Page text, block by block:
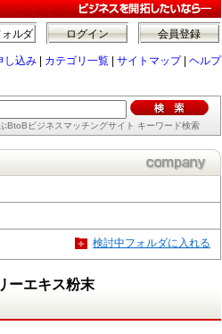
会員登録
ログイン
ルダ
し込み カテゴリ一覧 サイトマップ| ヘルプ
BtoBビジネスマッチングサイト キーワード検索
検討中フォルダに入れる
ーエキス粉末